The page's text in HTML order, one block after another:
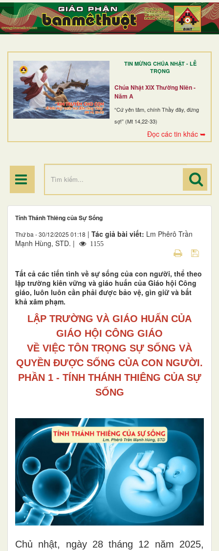
TIN MỪNG CHÚA NHẬT - LỄ
TRỌNG
Chúa Nhật XIX Thường Niên -
Năm A
“Cứ yên tâm, chính Thầy đây, đừng
sợ!” (Mt 14,22-33)
Đọc các tin khác ➥
TRANG NHẤT
GIỚI THIỆU
DÒNG TU
BAN MỤC VỤ
ĐOÀN THỂ CG
ĐIỂM HÀNH HƯƠNG
Tính Thánh Thiêng của Sự Sống
Thứ ba - 30/12/2025 01:18 | Tác giả bài viết: Lm Phêrô Trần
Mạnh Hùng, STD. |
1155
Tất cả các tiến tình về sự sống của con người, thể theo
lập trường kiên vững và giáo huấn của Giáo hội Công
giáo, luôn luôn cần phải được bảo vệ, gìn giữ và bất
khả xâm phạm.
LẬP TRƯỜNG VÀ GIÁO HUẤN CỦA
GIÁO HỘI CÔNG GIÁO
VỀ VIỆC TÔN TRỌNG SỰ SỐNG VÀ
QUYỀN ĐƯỢC SỐNG CỦA CON NGƯỜI.
PHẦN 1 - TÍNH THÁNH THIÊNG CỦA SỰ
SỐNG
Chủ nhật, ngày 28 tháng 12 năm 2025,